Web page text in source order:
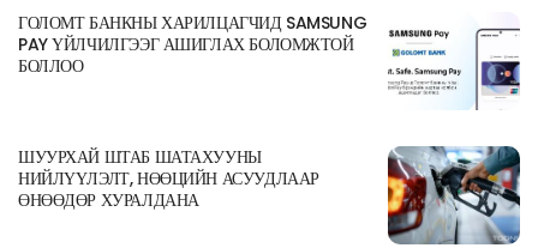
ГОЛОМТ БАНКНЫ ХАРИЛЦАГЧИД SAMSUNG
PAY ҮЙЛЧИЛГЭЭГ АШИГЛАХ БОЛОМЖТОЙ
БОЛЛОО
ШУУРХАЙ ШТАБ ШАТАХУУНЫ
НИЙЛҮҮЛЭЛТ, НӨӨЦИЙН АСУУДЛААР
ӨНӨӨДӨР ХУРАЛДАНА